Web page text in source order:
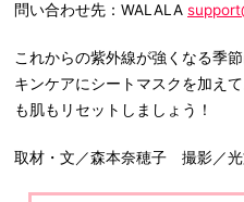
問い合わせ先：WALALA
これからの紫外線が強くなる季
キンケアにシートマスクを加え
も肌もリセットしましょう！
取材・文／森本奈穂子 撮影／光